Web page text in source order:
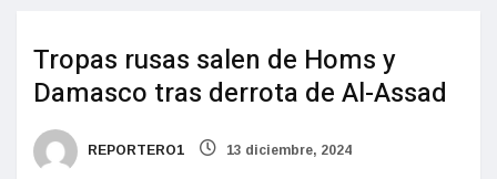
Tropas rusas salen de Homs y
Damasco tras derrota de Al-Assad
REPORTERO1 13 diciembre, 2024